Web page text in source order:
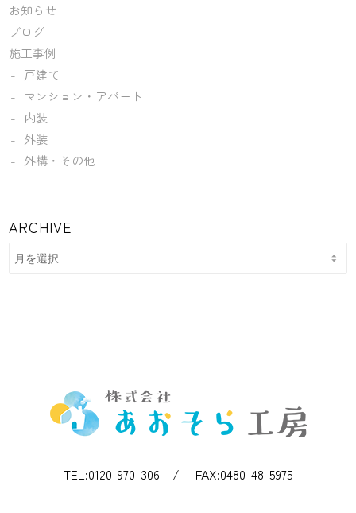
お知らせ
ブログ
施工事例
戸建て
マンション・アパート
内装
外装
外構・その他
ARCHIVE
TEL:0120-970-306 / FAX:0480-48-5975